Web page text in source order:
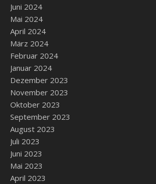
Juni 2024
Mai 2024
April 2024
März 2024
Februar 2024
Januar 2024
Dezember 2023
November 2023
Oktober 2023
September 2023
August 2023
Juli 2023
Juni 2023
Mai 2023
April 2023